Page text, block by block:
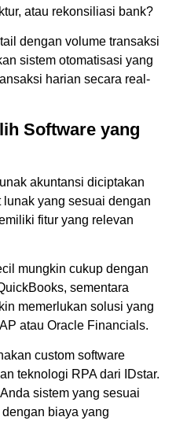
atau rekonsiliasi bank?
dengan volume transaksi
sistem otomatisasi yang
harian secara real-
Software yang
akuntansi diciptakan
yang sesuai dengan
fitur yang relevan
mungkin cukup dengan
sementara
memerlukan solusi yang
atau Oracle Financials.
custom software
teknologi RPA dari IDstar.
sistem yang sesuai
biaya yang